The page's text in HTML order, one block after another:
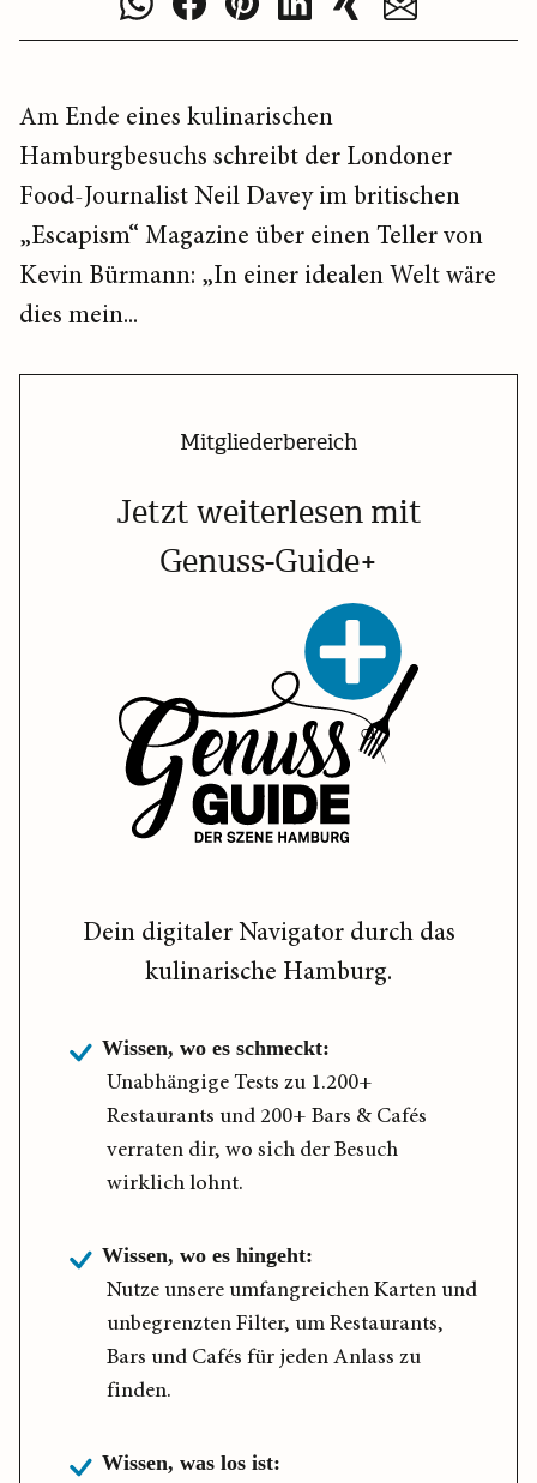
Am Ende eines kulinarischen
Hamburgbesuchs schreibt der Londoner
Food-Journalist Neil Davey im britischen
„Escapism“ Magazine über einen Teller von
Kevin Bürmann: „In einer idealen Welt wäre
dies mein...
Mitgliederbereich
Jetzt weiterlesen mit
Genuss-Guide+
Dein digitaler Navigator durch das
kulinarische Hamburg.
Wissen, wo es schmeckt:
Unabhängige Tests zu 1.200+
Restaurants und 200+ Bars & Cafés
verraten dir, wo sich der Besuch
wirklich lohnt.
Wissen, wo es hingeht:
Nutze unsere umfangreichen Karten und
unbegrenzten Filter, um Restaurants,
Bars und Cafés für jeden Anlass zu
finden.
Wissen, was los ist: